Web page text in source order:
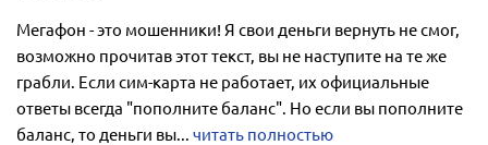
Мегафон - это мошенники! Я свои деньги вернуть не смог,
возможно прочитав этот текст, вы не наступите на те же
грабли. Если сим-карта не работает, их официальные
ответы всегда "пополните баланс". Но если вы пополните
баланс, то деньги вы... читать полностью